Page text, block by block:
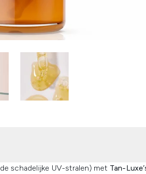
schadelijke UV-stralen) met Tan-